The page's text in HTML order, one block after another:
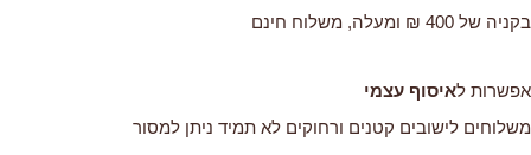
בקניה של 400 ₪ ומעלה, משלוח חינם
אפשרות לאיסוף עצמי
משלוחים לישובים קטנים ורחוקים לא תמיד ניתן למסור